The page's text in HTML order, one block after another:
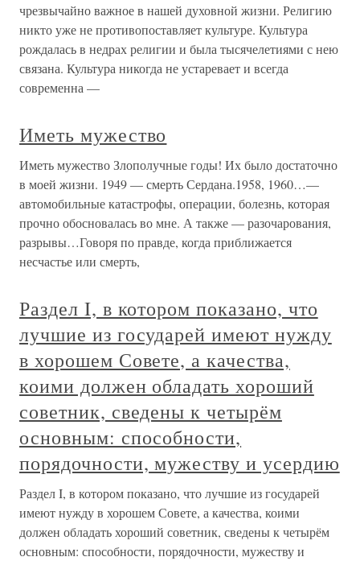
чрезвычайно важное в нашей духовной жизни. Религию
никто уже не противопоставляет культуре. Культура
рождалась в недрах религии и была тысячелетиями с нею
связана. Культура никогда не устаревает и всегда
современна —
Иметь мужество
Иметь мужество Злополучные годы! Их было достаточно
в моей жизни. 1949 — смерть Сердана.1958, 1960…—
автомобильные катастрофы, операции, болезнь, которая
прочно обосновалась во мне. А также — разочарования,
разрывы…Говоря по правде, когда приближается
несчастье или смерть,
Раздел I, в котором показано, что
лучшие из государей имеют нужду
в хорошем Совете, а качества,
коими должен обладать хороший
советник, сведены к четырём
основным: способности,
порядочности, мужеству и усердию
Раздел I, в котором показано, что лучшие из государей
имеют нужду в хорошем Совете, а качества, коими
должен обладать хороший советник, сведены к четырём
основным: способности, порядочности, мужеству и